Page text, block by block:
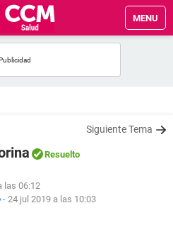
MENU
Siguiente Tema
Resuelto
las 06:12
- 24 jul 2019 a las 10:03